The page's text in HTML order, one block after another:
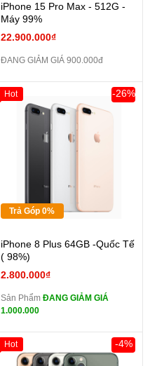
iPhone 15 Pro Max - 512G -
Máy 99%
22.900.000₫
ĐANG GIẢM GIÁ 900.000đ
Trả Góp 0%
iPhone 8 Plus 64GB -Quốc Tế
( 98%)
2.800.000₫
-26%
Sản Phẩm ĐANG GIẢM GIÁ
1.000.000
Hot
-4%
Hot